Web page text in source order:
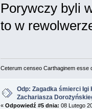
Porywczy byli
to w
Ceterum censeo Carthaginem esse
Odp: Zagadka śmierci
Zachariasza
« Odpowiedź #5 dnia: 08 Lutego